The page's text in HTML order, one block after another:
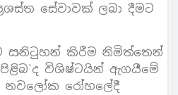
සේවාවක් ලබා දීමට
සනිටුහන් කිරීම නිමිත්තෙන්
විශිෂ්ටයින් ඇගයීමේ
නවලෝක රෝහලේදී